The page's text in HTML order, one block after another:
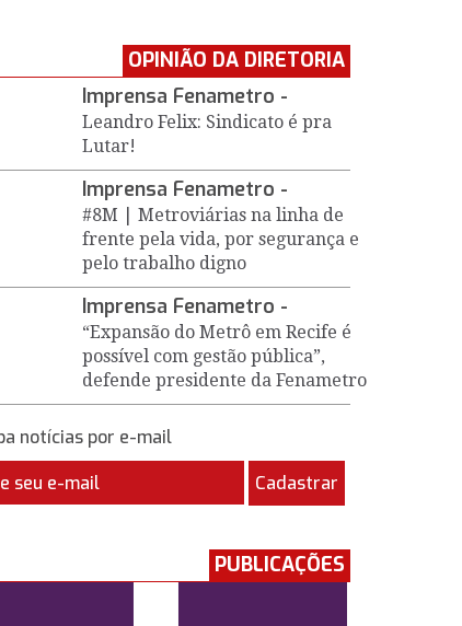
OPINIÃO DA DIRETORIA
Imprensa Fenametro -
Leandro Felix: Sindicato é pra
Lutar!
Imprensa Fenametro -
#8M | Metroviárias na linha de
frente pela vida, por segurança e
pelo trabalho digno
Imprensa Fenametro -
“Expansão do Metrô em Recife é
possível com gestão pública”,
defende presidente da Fenametro
notícias por e-mail
Cadastrar
PUBLICAÇÕES